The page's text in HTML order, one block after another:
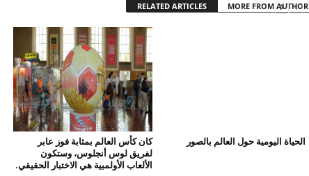
RELATED ARTICLES MORE FROM AUTHOR
كان كأس العالم بمثابة فوز عابر
لفريق لوس أنجلوس، وستكون
الألعاب الأولمبية هي الاختبار الحقيقي.
الحياة اليومية حول العالم بالصور